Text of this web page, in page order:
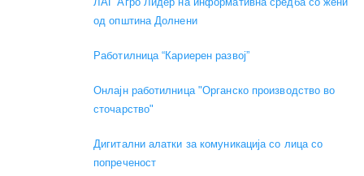
од општина Долнени
Работилница “Кариерен развој”
Онлајн работилница "Органско производство во
сточарство"
Дигитални алатки за комуникација со лица со
попреченост